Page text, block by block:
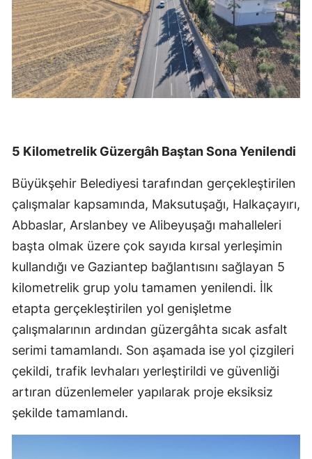
5 Kilometrelik Güzergâh Baştan Sona Yenilendi
Büyükşehir Belediyesi tarafından gerçekleştirilen
çalışmalar kapsamında, Maksutuşağı, Halkaçayırı,
Abbaslar, Arslanbey ve Alibeyuşağı mahalleleri
başta olmak üzere çok sayıda kırsal yerleşimin
kullandığı ve Gaziantep bağlantısını sağlayan 5
kilometrelik grup yolu tamamen yenilendi. İlk
etapta gerçekleştirilen yol genişletme
çalışmalarının ardından güzergâhta sıcak asfalt
serimi tamamlandı. Son aşamada ise yol çizgileri
çekildi, trafik levhaları yerleştirildi ve güvenliği
artıran düzenlemeler yapılarak proje eksiksiz
şekilde tamamlandı.